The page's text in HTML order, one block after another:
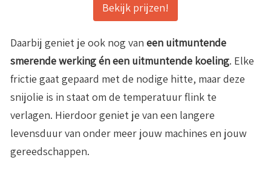
Bekijk prijzen!
Daarbij geniet je ook nog van een uitmuntende
smerende werking én een uitmuntende koeling. Elke
frictie gaat gepaard met de nodige hitte, maar deze
snijolie is in staat om de temperatuur flink te
verlagen. Hierdoor geniet je van een langere
levensduur van onder meer jouw machines en jouw
gereedschappen.